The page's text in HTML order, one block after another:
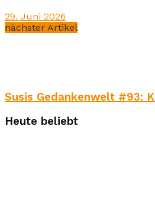
29. Juni 2026
nächster Artikel
Susis Gedankenwelt #93:
Heute beliebt